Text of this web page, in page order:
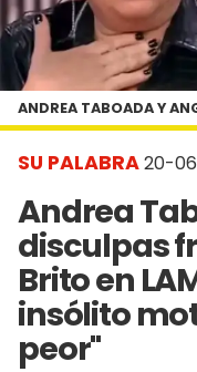
SU PALABRA20-
Andrea
disculpas
Brito en
insólito
peor"
ANDREA TABOADA Y